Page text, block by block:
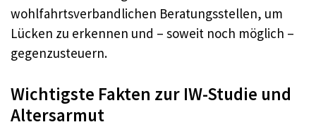
wohlfahrtsverbandlichen Beratungsstellen, um
Lücken zu erkennen und – soweit noch möglich –
gegenzusteuern.
Wichtigste Fakten zur IW-Studie und
Altersarmut